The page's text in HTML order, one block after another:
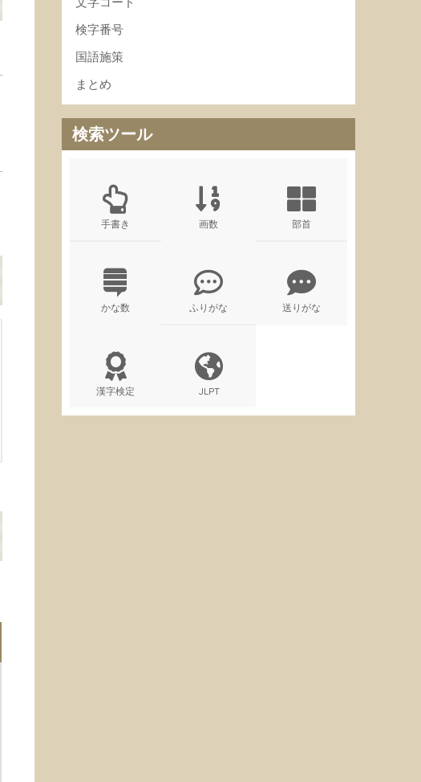
検字番号
国語施策
まとめ
検索ツール
手書き 画数 部首
かな数 ふりがな 送りがな
漢字検定 JLPT